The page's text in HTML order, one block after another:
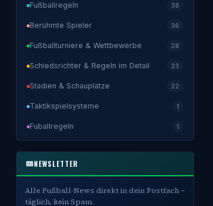
Fußballregeln 38
Berühmte Spieler 36
Fußballturniere & Wettbewerbe 28
Schiedsrichter & Regeln im Detail 23
Stadien & Schauplätze 22
Taktikspielsysteme 1
Fuballregeln 1
NEWSLETTER
Alle Fußball-News direkt in dein Postfach –
täglich, kein Spam.